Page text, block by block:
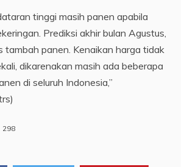
tinggi masih panen apabila
Prediksi akhir bulan Agustus,
tambah panen. Kenaikan harga tidak
dikarenakan masih ada beberapa
di seluruh Indonesia,”
298